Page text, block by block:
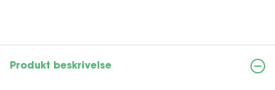
Produkt beskrivelse